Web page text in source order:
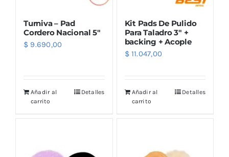
Turniva – Pad
Cordero Nacional 5″
$ 9.690,00
Añadir al
carrito
Detalles
Kit Pads De Pulido
Para Taladro 3″ +
backing + Acople
$11.047,00
Añadir al
carrito
Detalles